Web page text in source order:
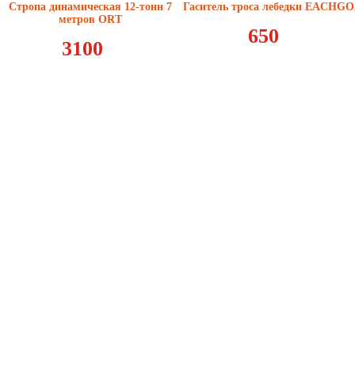
Стропа динамическая 12-тонн 7
метров ORT
3100
Гаситель троса лебедки
650